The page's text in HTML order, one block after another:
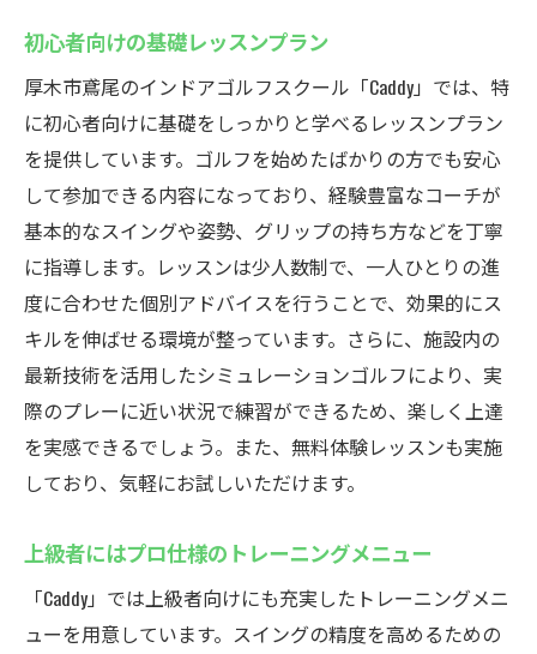
初心者向けの基礎レッスンプラン
厚木市鳶尾のインドアゴルフスクール「Caddy」では、特
に初心者向けに基礎をしっかりと学べるレッスンプラン
を提供しています。ゴルフを始めたばかりの方でも安心
して参加できる内容になっており、経験豊富なコーチが
基本的なスイングや姿勢、グリップの持ち方などを丁寧
に指導します。レッスンは少人数制で、一人ひとりの進
度に合わせた個別アドバイスを行うことで、効果的にス
キルを伸ばせる環境が整っています。さらに、施設内の
最新技術を活用したシミュレーションゴルフにより、実
際のプレーに近い状況で練習ができるため、楽しく上達
を実感できるでしょう。また、無料体験レッスンも実施
しており、気軽にお試しいただけます。
上級者にはプロ仕様のトレーニングメニュー
「Caddy」では上級者向けにも充実したトレーニングメニ
ューを用意しています。スイングの精度を高めるための